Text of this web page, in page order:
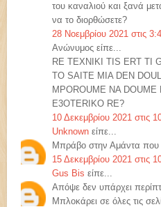
του καναλιού και ξανά
να το διορθώσετε?
28 Νοεμβρίου 2021 στις
Ανώνυμος είπε...
RE TEXNIKI TIS ERT TI
TO SAITE MIA DEN
MPOROUME NA
E3OTERIKO RE?
10 Δεκεμβρίου 2021 στις
Unknown είπε...
Μπράβο στην Αμάντα που
15 Δεκεμβρίου 2021 στις
Gus Bis είπε...
Απόψε δεν υπάρχει
Μπλοκάρει σε όλες τις